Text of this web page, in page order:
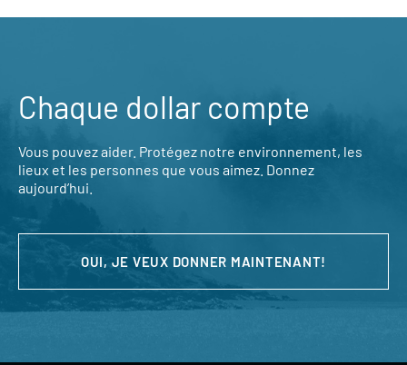
Chaque dollar compte
Vous pouvez aider. Protégez notre environnement, les
lieux et les personnes que vous aimez. Donnez
aujourd’hui.
OUI, JE VEUX DONNER MAINTENANT!